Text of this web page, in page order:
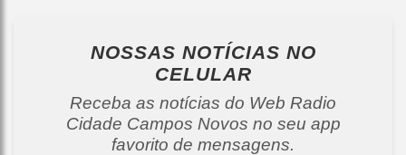
NOSSAS NOTÍCIAS NO
CELULAR
Receba as notícias do Web Radio
Cidade Campos Novos no seu app
favorito de mensagens.